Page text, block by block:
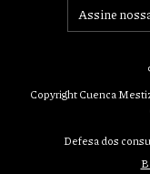
Copyright Cuenca
Defesa dos